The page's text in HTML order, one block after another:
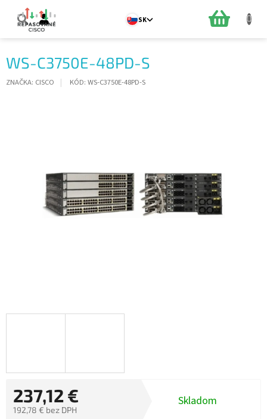
obsah
SK
WS-C3750E-48PD-S
ZNAČKA: CISCO KÓD: WS-C3750E-48PD-S
237,12 €
192,78 € bez DPH
Skladom